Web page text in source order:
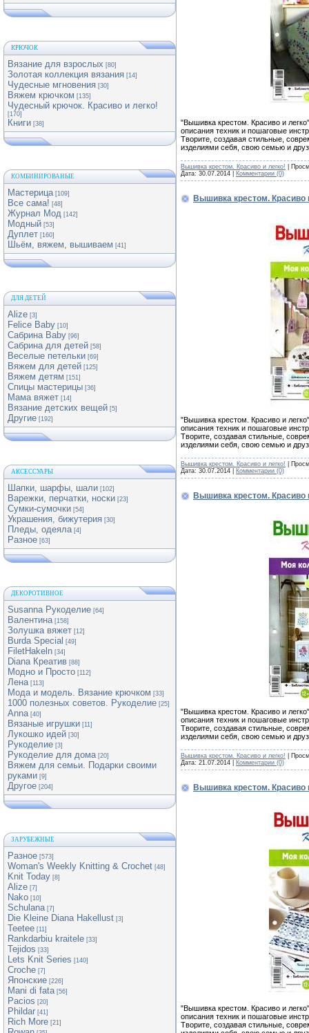
КРЮЧОК
Вязание для взрослых [80]
Золотая коллекция вязания [14]
Чудесные мгновения [30]
Вяжем крючком [135]
Чудесный крючок. Красиво и легко!
[170]
Книги [38]
КОМБИНИРОВАНЫЕ
Мастерица [109]
Все сама! [48]
Журнал Мод [142]
Модный [53]
Дуплет [160]
Шьём, вяжем, вышиваем [41]
ДЛЯ ДЕТЕЙ
Alize [3]
Felice Baby [10]
Сабрина Baby [96]
Сабрина для детей [58]
Веселые петельки [69]
Вяжем для детей [125]
Вяжем детям [151]
Спицы мастерицы [36]
Мама вяжет [14]
Вязание детских вещей [5]
Другие [192]
АКСЕССУАРЫ
Шапки, шарфы, шали [102]
Варежки, перчатки, носки [23]
Сумки-сумочки [54]
Украшения, бижутерия [30]
Пледы, одеяла [4]
Разное [63]
ДЕКОРОТИВНОЕ
Susanna Рукоделие [64]
Валентина [158]
Золушка вяжет [12]
Burda Special [49]
FiletHakeln [34]
Diana Креатив [88]
Модно и Просто [112]
Лена [113]
Мода и модель. Вязание крючком [33]
1000 полезных советов. Рукоделие [25]
Anna [40]
Вязаные игрушки [11]
Лукошко идей [30]
Рукоделие [3]
Рукоделие для дома [20]
Вяжем для семьи. Подарки своими
руками [9]
Другое [204]
ЗАРУБЕЖНЫЕ
Разное [573]
Woman's Weekly Knitting & Crochet [48]
Knit Today [8]
Alize [7]
Nako [10]
Schulana [7]
Die Kleine Diana Hakellust [3]
Teetee [11]
Rankdarbiu kraitele [33]
Tejidos [33]
Lets Knit Series [140]
Croche [7]
Японские [226]
Mani di fata [56]
Pacios [20]
Phildar [41]
Rich More [21]
"Вышивка крестом. Красиво и
описания техник и пошаговые
Творите, создавая стильные,
изделиями себя, свою семью и
Вышивка крестом. Красиво и легко! |
Дата: 30.07.2014 Комментарии (0)
Вышивка крестом. Красиво
"Вышивка крестом. Красиво и
описания техник и пошаговые
Творите, создавая стильные,
изделиями себя, свою семью и
Вышивка крестом. Красиво и легко! |
Дата: 30.07.2014 Комментарии (0)
Вышивка крестом. Красиво
"Вышивка крестом. Красиво и
описания техник и пошаговые
Творите, создавая стильные,
изделиями себя, свою семью и
Вышивка крестом. Красиво и легко! |
Дата: 21.07.2014 Комментарии (0)
Вышивка крестом. Красиво
"Вышивка крестом. Красиво и
описания техник и пошаговые
Творите, создавая стильные,